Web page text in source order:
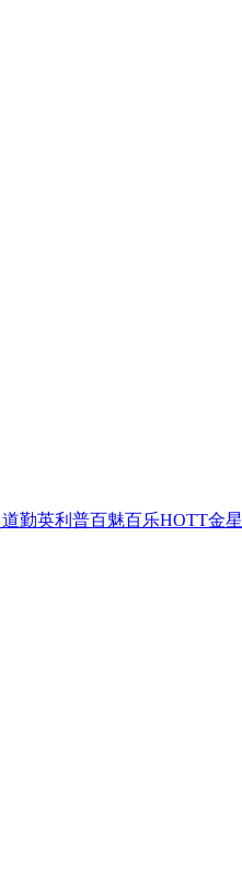
道勤英利普百魅百乐HOTT金星